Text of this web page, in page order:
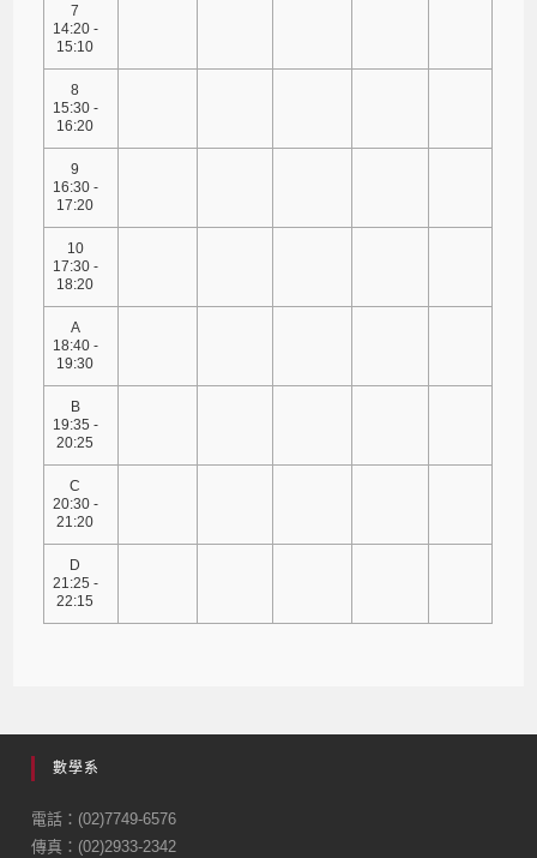
7
14:20 -
15:10
8
15:30 -
16:20
9
16:30 -
17:20
10
17:30 -
18:20
A
18:40 -
19:30
B
19:35 -
20:25
C
20:30 -
21:20
D
21:25 -
22:15
數學系
電話：(02)7749-6576
傳真：(02)2933-2342